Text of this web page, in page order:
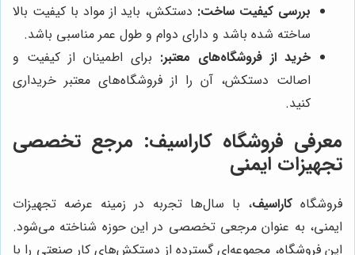
بررسی کیفیت ساخت: دستکش، باید از مواد با کیفیت بالا
ساخته شده باشد و دارای دوام و طول عمر مناسبی باشد.
خرید از فروشگاه‌های معتبر: برای اطمینان از کیفیت و
اصالت دستکش، آن را از فروشگاه‌های معتبر خریداری
کنید.
معرفی فروشگاه کاراسیف: مرجع تخصصی
تجهیزات ایمنی
فروشگاهکاراسیف، با سال‌ها تجربه در زمینه عرضه تجهیزات
ایمنی، به عنوان مرجعی تخصصی در این حوزه شناخته می‌شود.
این فروشگاه، مجموعه‌ای گسترده از دستکش‌های کار صنعتی را با